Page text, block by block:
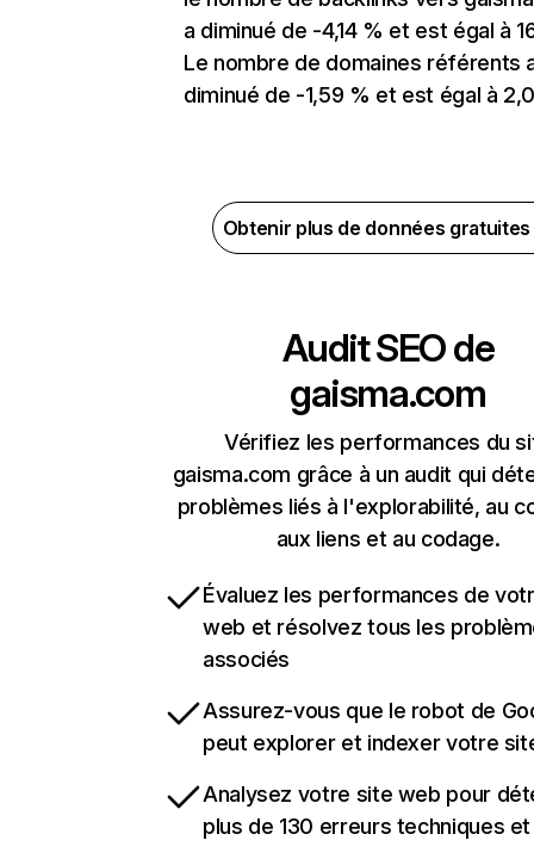
a diminué de -4,14 % et est égal à
Le nombre de domaines référents
diminué de -1,59 % et est égal à
Obtenir plus de données
Audit SEO de
gaisma.com
Vérifiez les performances du
gaisma.com grâce à un audit qui
problèmes liés à l'explorabilité, au
aux liens et au codage.
Évaluez les performances de
web et résolvez tous les
associés
Assurez-vous que le robot de
peut explorer et indexer votre
Analysez votre site web pour
plus de 130 erreurs techniques et